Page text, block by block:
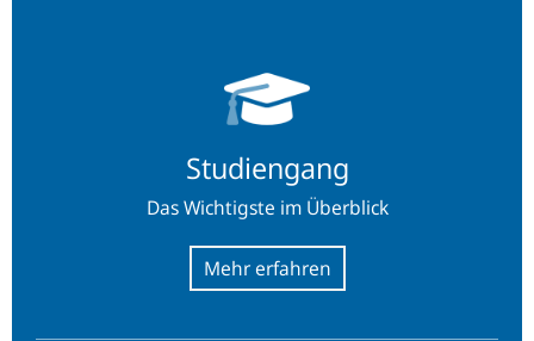
Studiengang
Das Wichtigste im Überblick